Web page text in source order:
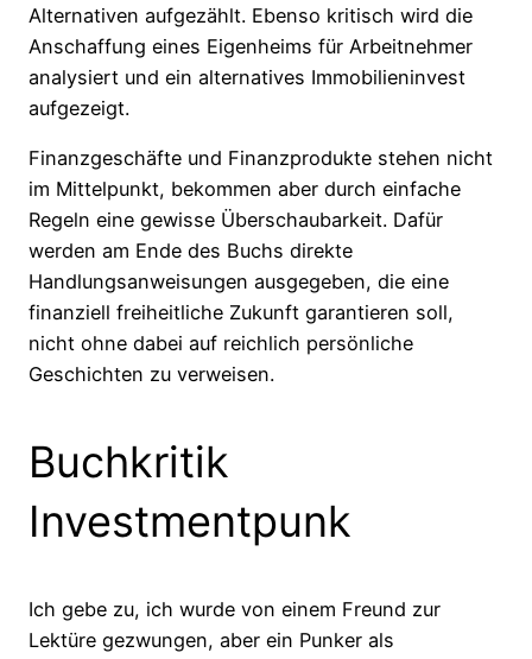
Alternativen aufgezählt. Ebenso kritisch wird die
Anschaffung eines Eigenheims für Arbeitnehmer
analysiert und ein alternatives Immobilieninvest
aufgezeigt.
Finanzgeschäfte und Finanzprodukte stehen nicht
im Mittelpunkt, bekommen aber durch einfache
Regeln eine gewisse Überschaubarkeit. Dafür
werden am Ende des Buchs direkte
Handlungsanweisungen ausgegeben, die eine
finanziell freiheitliche Zukunft garantieren soll,
nicht ohne dabei auf reichlich persönliche
Geschichten zu verweisen.
Buchkritik
Investmentpunk
Ich gebe zu, ich wurde von einem Freund zur
Lektüre gezwungen, aber ein Punker als